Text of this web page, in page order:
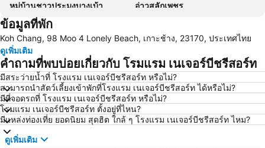
หมู่บ้านชาวประมงบางเบ้า
อ่าวสลักเพชร
ช้างชุติมันต์ทัวร์
น้ำตกคลองเจ้า
ข้อมูลที่พัก
Koh Chang, 98 Moo 4 Lonely Beach, เกาะช้าง, 23170, ประเทศไทย
ดูเพิ่มเติม
คำถามที่พบบ่อยเกี่ยวกับ โรมแรม เนเจอร์บีชรีสอร์ท
มีสระว่ายน้ำที่ โรงแรม เนเจอร์บีชรีสอร์ท หรือไม่?
สามารถนำสัตว์เลี้ยงเข้าพักที่โรงแรม เนเจอร์บีชรีสอร์ท ได้หรือไม่?
มีที่จอดรถที่ โรงแรม เนเจอร์บีชรีสอร์ท หรือไม่?
โรมแรม เนเจอร์บีชรีสอร์ท ตั้งอยู่ที่ไหน?
มีแหล่งท่องเที่ย ยอดนิยม สุดฮิต ใกล้ ๆ โรงแรม เนเจอร์บีชรีสอร์ท ไหม?
ดูเพิ่มเติม